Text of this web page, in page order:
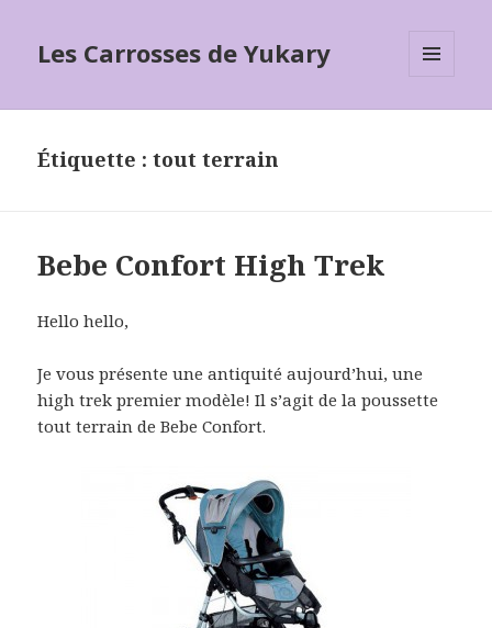
Les Carrosses de Yukary
Étiquette :tout terrain
Bebe Confort High Trek
Hello hello,
Je vous présente une antiquité aujourd’hui, une
high trek premier modèle! Il s’agit de la poussette
tout terrain de Bebe Confort.